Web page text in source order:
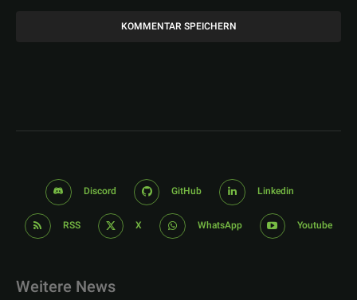
Discord GitHub Linkedin
RSS X WhatsApp Youtube
Weitere News